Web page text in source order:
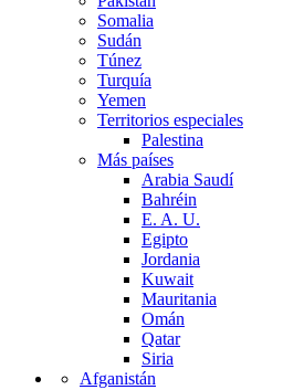
Somalia
Sudán
Túnez
Turquía
Yemen
Territorios especiales
Palestina
Más países
Arabia Saudí
Bahréin
E. A. U.
Egipto
Jordania
Kuwait
Mauritania
Omán
Qatar
Siria
Afganistán